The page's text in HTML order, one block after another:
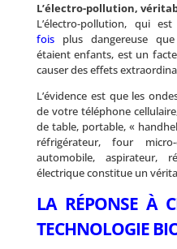
L’électro-pollution,
L’électro-pollution, qui
foisplus dangereuse que
étaient enfants, est un
causer des effets
L’évidence est que les
de votre téléphone
de table, portable, «
réfrigérateur, four
automobile, aspirateur,
électrique constitue un
LA RÉPONSE À
TECHNOLOGIE